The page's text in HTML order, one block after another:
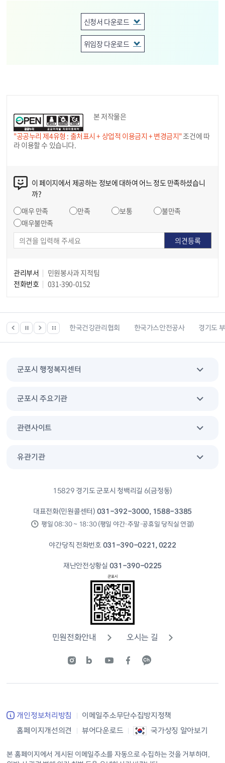
신청서 다운로드
위임장 다운로드
본 저작물은
"공공누리 제4유형 : 출처표시 + 상업적 이용금지 + 변경금지"조건에 따
라 이용할 수 있습니다.
이 페이지에서 제공하는 정보에 대하여 어느 정도 만족하셨습니
까?
매우 만족
만족 보통
불만족
매우불만족
관리부서
민원봉사과 지적팀
전화번호
031-390-0152
등 위치찾기서비스 한국건강관리협회 한국가스안전공사 경기도
군포시 행정복지센터
군포시 주요기관
관련사이트
유관기관
15829 경기도 군포시 청백리길 6(금정동)
대표전화(민원콜센터) 031-392-3000, 1588-3385
평일 08:30 ~ 18:30 (평일 야간·주말·공휴일 당직실 연결)
야간당직 전화번호031-390-0221, 0222
재난안전상황실 031-390-0225
민원전화안내 오시는 길
개인정보처리방침
이메일주소무단수집방지정책
홈페이지개선의견
뷰어다운로드 국가상징 알아보기
본 홈페이지에서 게시된 이메일주소를 자동으로 수집하는 것을 거부하며,